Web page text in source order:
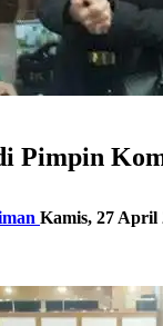
Pimpin
Kamis, 27 April